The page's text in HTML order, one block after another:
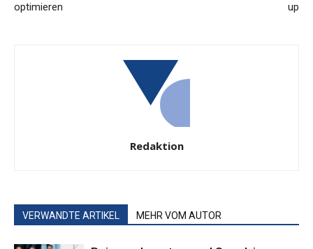
optimieren
up
Redaktion
VERWANDTE ARTIKEL MEHR VOM AUTOR